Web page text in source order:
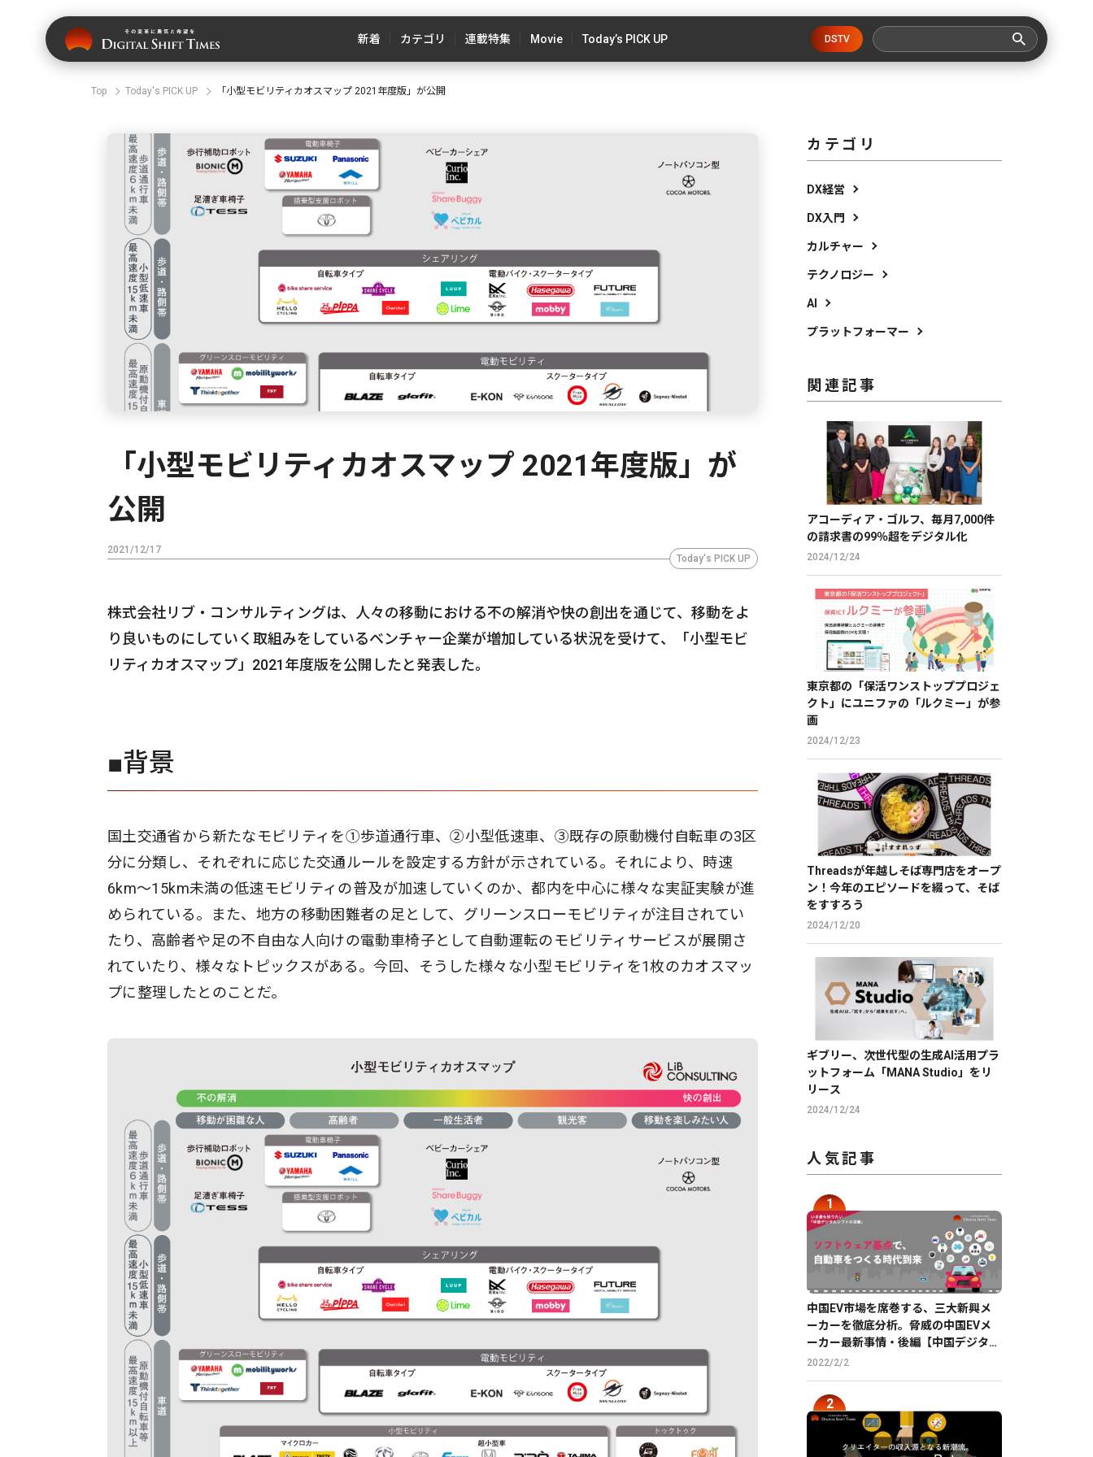
新着 カテゴリ 連載特集 Movie Today’s PICK UP DSTV
Top Today's PICK UP 「小型モビリティカオスマップ 2021年度版」が公開
「小型モビリティカオスマップ 2021年度版」が
公開
2021/12/17
Today's PICK UP
株式会社リブ・コンサルティングは、人々の移動における不の解消や快の創出を通じて、移動をよ
り良いものにしていく取組みをしているベンチャー企業が増加している状況を受けて、「小型モビ
リティカオスマップ」2021年度版を公開したと発表した。
■背景
国土交通省から新たなモビリティを➀歩道通行車、②小型低速車、③既存の原動機付自転車の3区
分に分類し、それぞれに応じた交通ルールを設定する方針が示されている。それにより、時速
6km～15km未満の低速モビリティの普及が加速していくのか、都内を中心に様々な実証実験が進
められている。また、地方の移動困難者の足として、グリーンスローモビリティが注目されてい
たり、高齢者や足の不自由な人向けの電動車椅子として自動運転のモビリティサービスが展開さ
れていたり、様々なトピックスがある。今回、そうした様々な小型モビリティを1枚のカオスマッ
プに整理したとのことだ。
カテゴリ
DX経営
DX入門
カルチャー
テクノロジー
AI
プラットフォーマー
関連記事
アコーディア・ゴルフ、毎月7,000件
の請求書の99％超をデジタル化
2024/12/24
東京都の「保活ワンストッププロジェ
クト」にユニファの「ルクミー」が参
画
2024/12/23
Threadsが年越しそば専門店をオープ
ン！今年のエピソードを綴って、そば
をすすろう
2024/12/20
ギブリー、次世代型の生成AI活用プラ
ットフォーム「MANA Studio」をリ
リース
2024/12/24
人気記事
中国EV市場を席巻する、三大新興メ
ーカーを徹底分析。脅威の中国EVメ
ーカー最新事情・後編【中国デジタル
企業最前線】
2022/2/2